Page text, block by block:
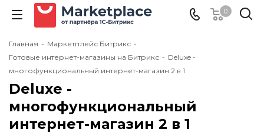
0
Главная - Маркетплейс Битрикс -
Готовые интернет-магазины на Битрикс - Deluxe -
многофункциональный интернет-магазин 2 в 1
Deluxe -
многофункциональный
интернет-магазин 2 в 1